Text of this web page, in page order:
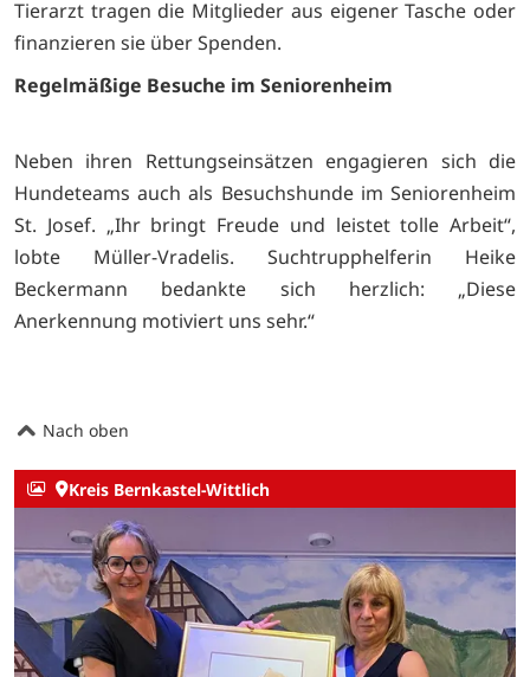
Tierarzt tragen die Mitglieder aus eigener Tasche oder
finanzieren sie über Spenden.
Regelmäßige Besuche im Seniorenheim
Neben ihren Rettungseinsätzen engagieren sich die
Hundeteams auch als Besuchshunde im Seniorenheim
St. Josef. „Ihr bringt Freude und leistet tolle Arbeit“,
lobte Müller-Vradelis. Suchtrupphelferin Heike
Beckermann bedankte sich herzlich: „Diese
Anerkennung motiviert uns sehr.“
Nach oben
Kreis Bernkastel-Wittlich